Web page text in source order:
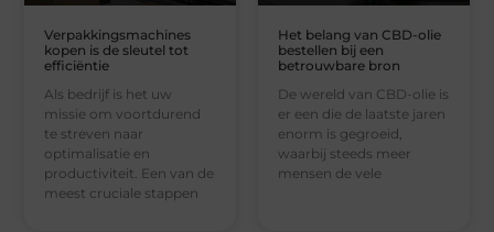
Verpakkingsmachines
kopen is de sleutel tot
efficiëntie
Als bedrijf is het uw
missie om voortdurend
te streven naar
optimalisatie en
productiviteit. Een van de
meest cruciale stappen
Het belang van CBD-olie
bestellen bij een
betrouwbare bron
De wereld van CBD-olie is
er een die de laatste jaren
enorm is gegroeid,
waarbij steeds meer
mensen de vele